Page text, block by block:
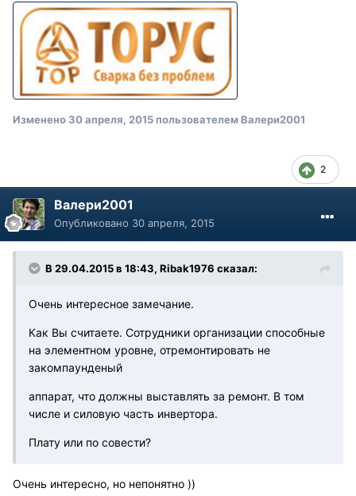
Изменено 30 апреля, 2015пользователем Валери2001
2
Валери2001
Опубликовано 30 апреля, 2015
В 29.04.2015 в 18:43, Ribak1976 сказал:
Очень интересное замечание.
Как Вы считаете. Сотрудники организации способные
на элементном уровне, отремонтировать не
закомпаунденый
аппарат, что должны выставлять за ремонт. В том
числе и силовую часть инвертора.
Плату или по совести?
Очень интересно, но непонятно ))